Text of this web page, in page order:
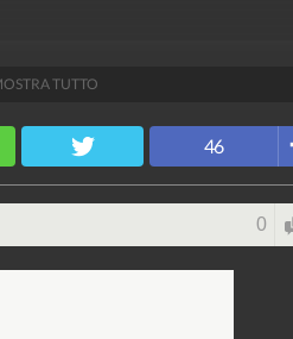
-76.076 foto
TUTTO
46
0